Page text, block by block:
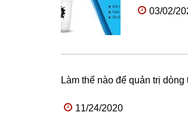
03/02/
Làm thế nào để quản trị
11/24/2020